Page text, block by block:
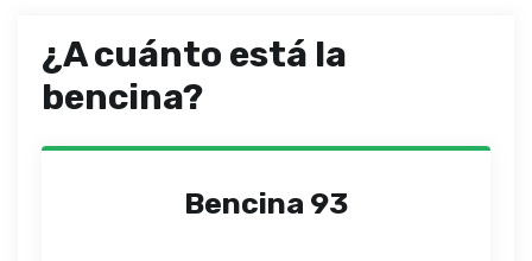
¿A cuánto está la
bencina?
Bencina 93